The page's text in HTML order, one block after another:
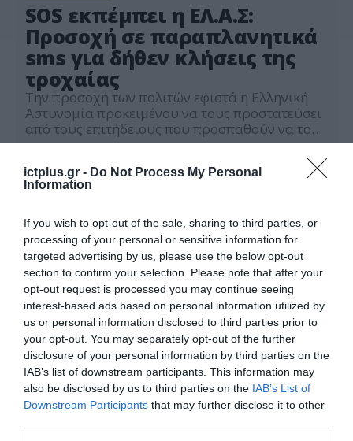
ictplus.gr - Do Not Process My Personal
Information
If you wish to opt-out of the sale, sharing to third parties, or
processing of your personal or sensitive information for
targeted advertising by us, please use the below opt-out
section to confirm your selection. Please note that after your
opt-out request is processed you may continue seeing
interest-based ads based on personal information utilized by
us or personal information disclosed to third parties prior to
your opt-out. You may separately opt-out of the further
disclosure of your personal information by third parties on the
IAB’s list of downstream participants. This information may
also be disclosed by us to third parties on the IAB’s List of
Downstream Participants that may further disclose it to other
SOS εκπέμπει η ΕΛ.Α.Σ:
Προσοχή σε παραπλανητικά
sms για δήθεν κλήσεις της
τροχαίας
Την προσοχή των πολιτών εφιστά η Ελληνική
Αστυνομία προκειμένου να τους προστατεύσει
από τους επιτήδειους που προσπαθούν να τους
παραπλανήσουν με σκοπό την απόσπαση
χρημάτων. Η ΕΛ.ΑΣ. ενημερώνει τους πολίτες
ότι θα πρέπει να είναι ιδιαίτερα επιφυλακτικοί
με τα μηνύματα που λαμβάνουν στο κινητό
απατεώνες στέλνουν παραπλανητικά μηνύματα
για […]